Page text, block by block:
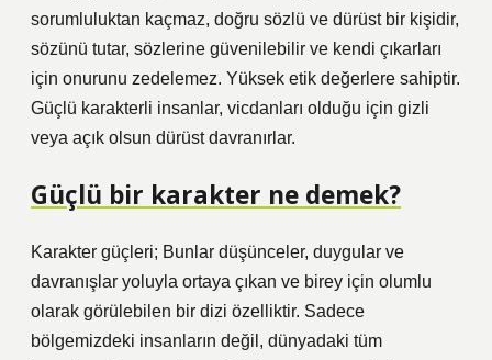
sorumluluktan kaçmaz, doğru sözlü ve dürüst bir kişidir,
sözünü tutar, sözlerine güvenilebilir ve kendi çıkarları
için onurunu zedelemez. Yüksek etik değerlere sahiptir.
Güçlü karakterli insanlar, vicdanları olduğu için gizli
veya açık olsun dürüst davranırlar.
Güçlü bir karakter ne demek?
Karakter güçleri; Bunlar düşünceler, duygular ve
davranışlar yoluyla ortaya çıkan ve birey için olumlu
olarak görülebilen bir dizi özelliktir. Sadece
bölgemizdeki insanların değil, dünyadaki tüm